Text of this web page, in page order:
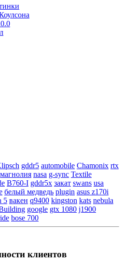
gddr5 automobile Chamonix rtx
магнолия nasa g-sync Textile
B760-I gddr5x закат swans usa
белый медведь plugin asus z170i
5 вакен q9400 kingston kats nebula
google gtx 1080 j1900
bose 700
клиентов